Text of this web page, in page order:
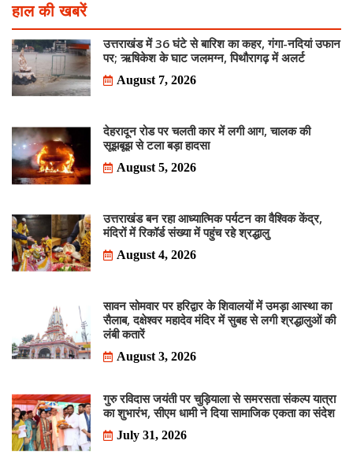
हाल की खबरें
उत्तराखंड में 36 घंटे से बारिश का कहर, गंगा-नदियां उफान
पर; ऋषिकेश के घाट जलमग्न, पिथौरागढ़ में अलर्ट
August 7, 2026
देहरादून रोड पर चलती कार में लगी आग, चालक की
सूझबूझ से टला बड़ा हादसा
August 5, 2026
उत्तराखंड बन रहा आध्यात्मिक पर्यटन का वैश्विक केंद्र,
मंदिरों में रिकॉर्ड संख्या में पहुंच रहे श्रद्धालु
August 4, 2026
सावन सोमवार पर हरिद्वार के शिवालयों में उमड़ा आस्था का
सैलाब, दक्षेश्वर महादेव मंदिर में सुबह से लगी श्रद्धालुओं की
लंबी कतारें
August 3, 2026
गुरु रविदास जयंती पर चुड़ियाला से समरसता संकल्प यात्रा
का शुभारंभ, सीएम धामी ने दिया सामाजिक एकता का संदेश
July 31, 2026